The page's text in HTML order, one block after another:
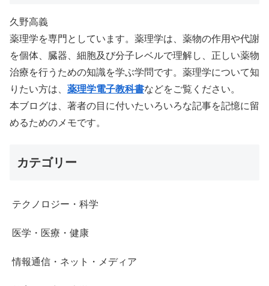
久野高義
薬理学を専門としています。薬理学は、薬物の作用や代謝
を個体、臓器、細胞及び分子レベルで理解し、正しい薬物
治療を行うための知識を学ぶ学問です。薬理学について知
りたい方は、 薬理学電子教科書などをご覧ください。
本ブログは、著者の目に付いたいろいろな記事を記憶に留
めるためのメモです。
カテゴリー
テクノロジー・科学
医学・医療・健康
情報通信・ネット・メディア